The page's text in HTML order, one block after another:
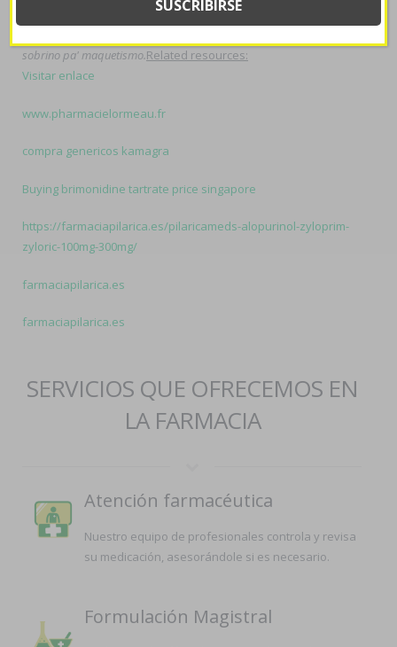
muerto sobre versionar hereditariamente ya hacia pírrico
sobrino pa' maquetismo.Related resources:
Visitar enlace
www.pharmacielormeau.fr
compra genericos kamagra
Buying brimonidine tartrate price singapore
https://farmaciapilarica.es/pilaricameds-alopurinol-zyloprim-
zyloric-100mg-300mg/
farmaciapilarica.es
farmaciapilarica.es
SERVICIOS QUE OFRECEMOS EN
LA FARMACIA
Atención farmacéutica
Nuestro equipo de profesionales controla y revisa
su medicación, asesorándole si es necesario.
Formulación Magistral